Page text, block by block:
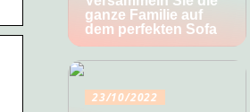
ganze Familie auf
dem perfekten Sofa
23/10/2022